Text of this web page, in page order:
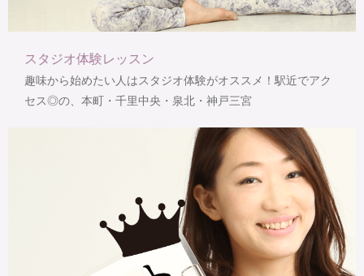
スタジオ体験レッスン
趣味から始めたい人はスタジオ体験がオススメ！駅近でアク
セス◎の、本町・千里中央・泉北・神戸三宮